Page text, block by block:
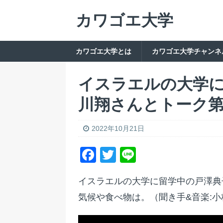
カワゴエ大学
カワゴエ大学とは カワゴエ大学チャンネ
イスラエルの大学
川翔さんとトーク
2022年10月21日
F
c
e
b
T
itt
er
e
イスラエルの大学に留学中の戸澤
気候や食べ物は。（聞き手&音楽:小